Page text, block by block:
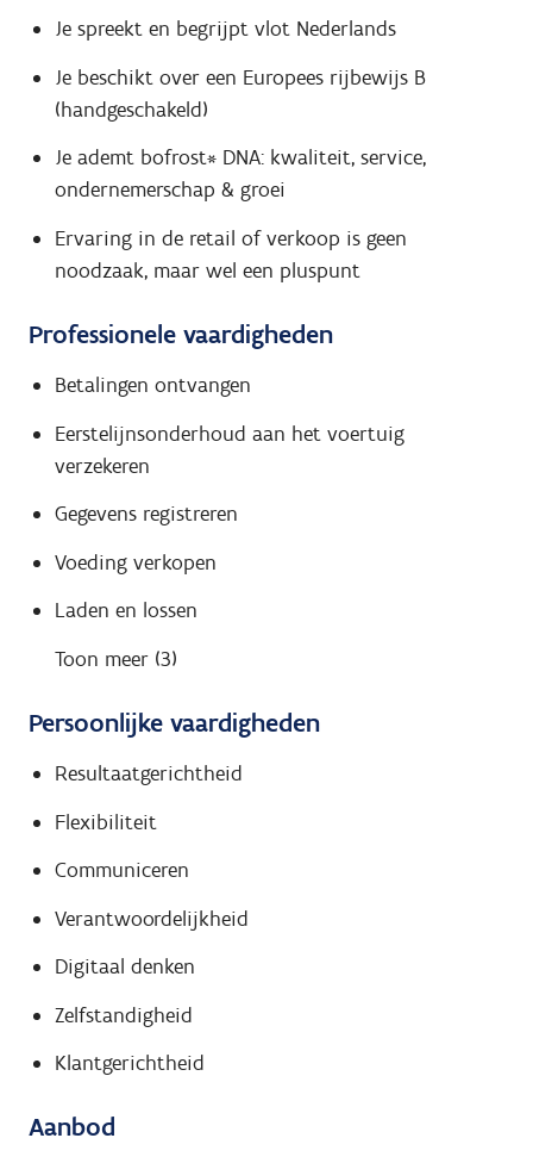
Je spreekt en begrijpt vlot Nederlands
Je beschikt over een Europees rijbewijs B
(handgeschakeld)
Je ademt bofrost* DNA: kwaliteit, service,
ondernemerschap & groei
Ervaring in de retail of verkoop is geen
noodzaak, maar wel een pluspunt
Professionele vaardigheden
Betalingen ontvangen
Eerstelijnsonderhoud aan het voertuig
verzekeren
Gegevens registreren
Voeding verkopen
Laden en lossen
Toon meer (3)
Persoonlijke vaardigheden
Resultaatgerichtheid
Flexibiliteit
Communiceren
Verantwoordelijkheid
Digitaal denken
Zelfstandigheid
Klantgerichtheid
Aanbod